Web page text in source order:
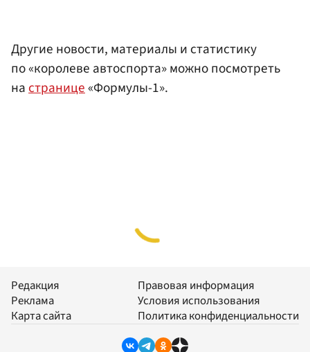
Другие новости, материалы и статистику
по «королеве автоспорта» можно посмотреть
на странице«Формулы-1».
Редакция
Реклама
Карта сайта
Правовая информация
Условия использования
Политика конфиденциальности